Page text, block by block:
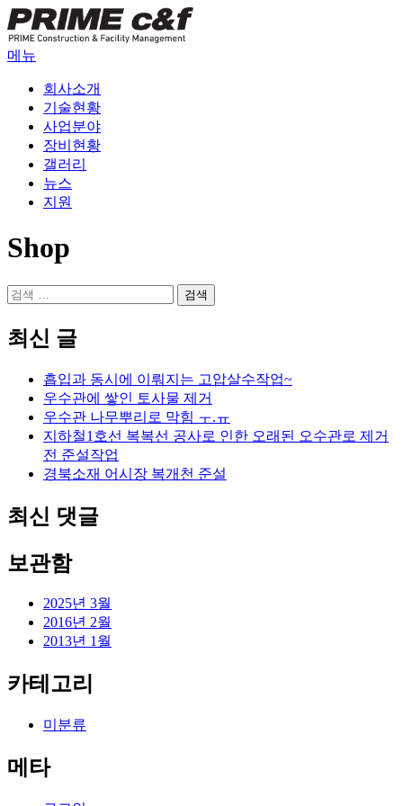
내
용
으
메뉴
회사소개
기술현황
사업분야
장비현황
갤러리
뉴스
지원
Shop
검
최신 글
흡입과 동시에 이뤄지는 고압살수작업~
우수관에 쌓인 토사물 제거
우수관 나무뿌리로 막힘 ㅜ.ㅠ
지하철1호선 복복선 공사로 인한 오래된 오수관로 제거
전 준설작업
경북소재 어시장 복개천 준설
최신 댓글
보관함
2025년 3월
2016년 2월
2013년 1월
카테고리
미분류
메타